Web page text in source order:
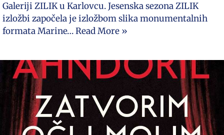
Galeriji ZILIK u Karlovcu. Jesenska sezona ZILIK
izložbi započela je izložbom slika monumentalnih
formata Marine…Read More »